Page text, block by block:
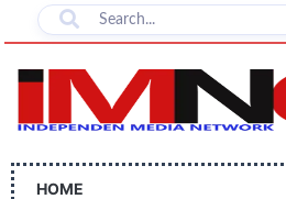
Lewati
ke
konten
HOME